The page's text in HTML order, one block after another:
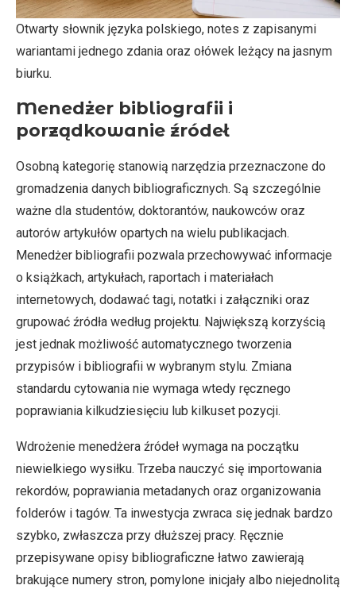
Otwarty słownik języka polskiego, notes z zapisanymi
wariantami jednego zdania oraz ołówek leżący na jasnym
biurku.
Menedżer bibliografii i
porządkowanie źródeł
Osobną kategorię stanowią narzędzia przeznaczone do
gromadzenia danych bibliograficznych. Są szczególnie
ważne dla studentów, doktorantów, naukowców oraz
autorów artykułów opartych na wielu publikacjach.
Menedżer bibliografii pozwala przechowywać informacje
o książkach, artykułach, raportach i materiałach
internetowych, dodawać tagi, notatki i załączniki oraz
grupować źródła według projektu. Największą korzyścią
jest jednak możliwość automatycznego tworzenia
przypisów i bibliografii w wybranym stylu. Zmiana
standardu cytowania nie wymaga wtedy ręcznego
poprawiania kilkudziesięciu lub kilkuset pozycji.
Wdrożenie menedżera źródeł wymaga na początku
niewielkiego wysiłku. Trzeba nauczyć się importowania
rekordów, poprawiania metadanych oraz organizowania
folderów i tagów. Ta inwestycja zwraca się jednak bardzo
szybko, zwłaszcza przy dłuższej pracy. Ręcznie
przepisywane opisy bibliograficzne łatwo zawierają
brakujące numery stron, pomylone inicjały albo niejednolitą